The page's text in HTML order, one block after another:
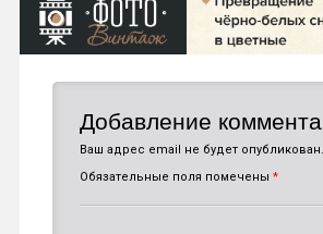
Добавление
Ваш адрес email не будет опубликован.
Обязательные поля помечены *